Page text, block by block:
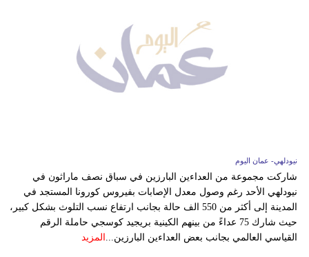
نيودلهي- عمان اليوم
شاركت مجموعة من العداءين البارزين في سباق نصف ماراثون في
نيودلهي الأحد رغم وصول معدل الإصابات بفيروس كورونا المستجد في
المدينة إلى أكثر من 550 الف حالة بجانب ارتفاع نسب التلوث بشكل كبير،
حيث شارك 75 عداءً من بينهم الكينية بريجيد كوسجي حاملة الرقم
القياسي العالمي بجانب بعض العداءين البارزين...
المزيد